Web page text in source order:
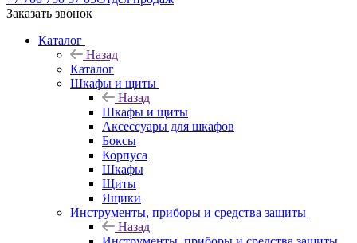
Заказать звонок
Каталог
Назад
Каталог
Шкафы и щиты
Назад
Шкафы и щиты
Аксессуары для шкафов
Боксы
Корпуса
Шкафы
Щиты
Ящики
Инструменты, приборы и средства защиты
Назад